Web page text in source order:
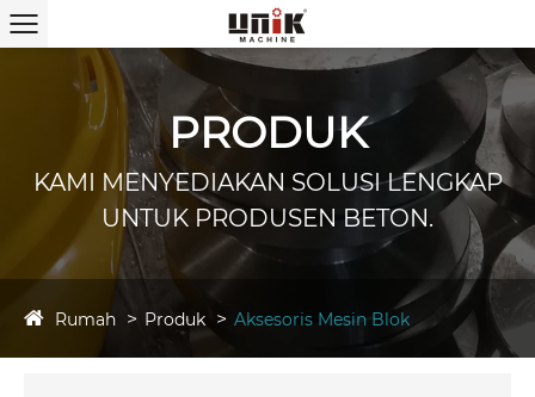
PRODUK
KAMI MENYEDIAKAN SOLUSI LENGKAP
UNTUK PRODUSEN BETON.
Rumah Produk Aksesoris Mesin Blok